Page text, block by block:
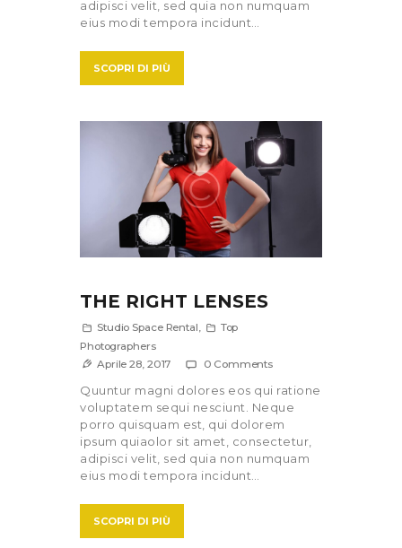
adipisci velit, sed quia non numquam
eius modi tempora incidunt…
SCOPRI DI PIÙ
THE RIGHT LENSES
Studio Space Rental
Top
Photographers
Aprile 28, 2017
0 Comments
Quuntur magni dolores eos qui ratione
voluptatem sequi nesciunt. Neque
porro quisquam est, qui dolorem
ipsum quiaolor sit amet, consectetur,
adipisci velit, sed quia non numquam
eius modi tempora incidunt…
SCOPRI DI PIÙ